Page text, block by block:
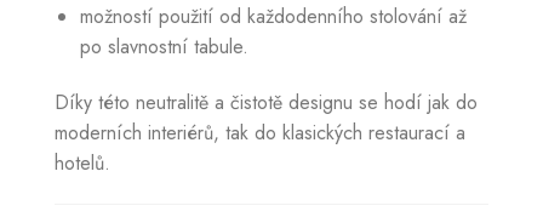
možností použití od každodenního stolování až
po slavnostní tabule.
Díky této neutralitě a čistotě designu se hodí jak do
moderních interiérů, tak do klasických restaurací a
hotelů.